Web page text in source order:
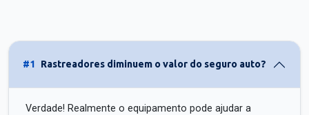
#1 Rastreadores diminuem o valor do seguro auto?
Verdade! Realmente o equipamento pode ajudar a